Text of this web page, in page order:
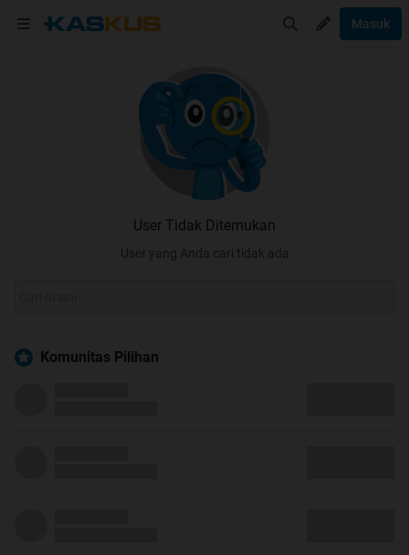
Masuk
User Tidak Ditemukan
User yang Anda cari tidak ada
Komunitas Pilihan